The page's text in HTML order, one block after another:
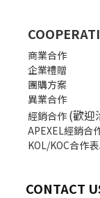
商業合作
企業禮贈
團購方案
異業合作
經銷合作 (歡迎
APEXEL經銷合
KOL/KOC合作
CONTACT